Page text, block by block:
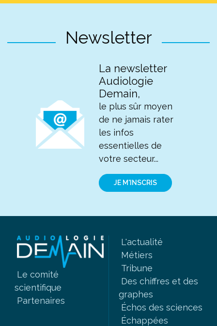
Newsletter
La newsletter
Audiologie
Demain,
le plus sûr moyen
de ne jamais rater
les infos
essentielles de
votre secteur...
JE M'INSCRIS
Le comité
scientifique
Partenaires
L'actualité
Métiers
Tribune
Des chiffres et des
graphes
Échos des sciences
Échappées